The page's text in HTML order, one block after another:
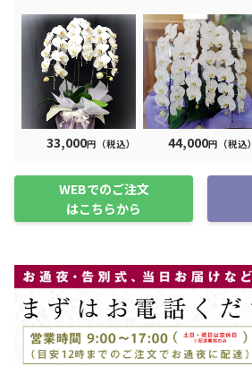
33,000円（税込） 44,000円（税込）
WEBでのご注文
はこちらから